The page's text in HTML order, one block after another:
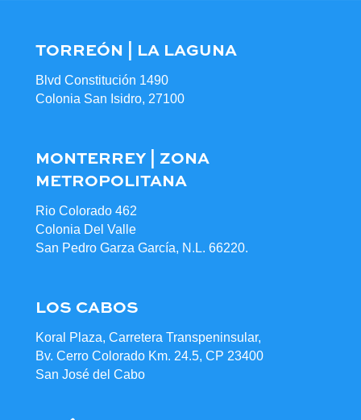
TORREÓN | LA LAGUNA
Blvd Constitución 1490
Colonia San Isidro, 27100
MONTERREY | ZONA
METROPOLITANA
Rio Colorado 462
Colonia Del Valle
San Pedro Garza García, N.L. 66220.
LOS CABOS
Koral Plaza, Carretera Transpeninsular,
Bv. Cerro Colorado Km. 24.5, CP 23400
San José del Cabo